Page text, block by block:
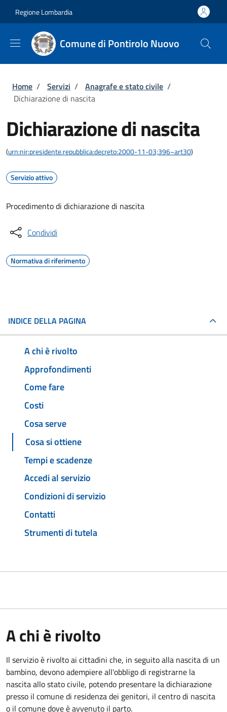
Regione Lombardia
Comune di Pontirolo Nuovo
Briciole di pane
Home / Servizi / Anagrafe e stato civile /
Dichiarazione di nascita
Dichiarazione di nascita
(urn:nir:presidente.repubblica:decreto:2000-11-03;396~art30)
Servizio attivo
Procedimento di dichiarazione di nascita
Condividi
Normativa di riferimento
INDICE DELLA PAGINA
A chi è rivolto
Approfondimenti
Come fare
Costi
Cosa serve
Cosa si ottiene
Tempi e scadenze
Accedi al servizio
Condizioni di servizio
Contatti
Strumenti di tutela
A chi è rivolto
Il servizio è rivolto ai cittadini che, in seguito alla nascita di un
bambino, devono adempiere all'obbligo di registrarne la
nascita allo stato civile, potendo presentare la dichiarazione
presso il comune di residenza dei genitori, il centro di nascita
o il comune dove è avvenuto il parto.